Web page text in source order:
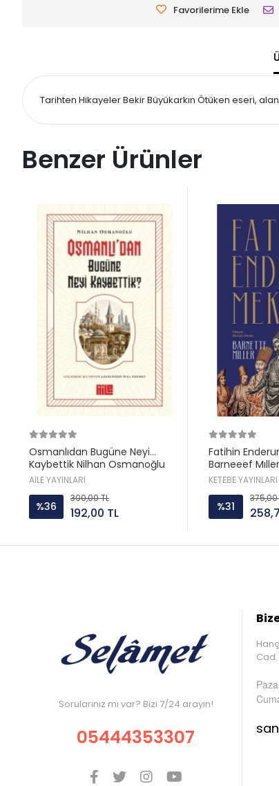
Favorilerime Ekle
Tarihten Hikayeler Bekir Büyükarkın Ötüken eseri,
Benzer Ürünler
Osmanlıdan Bugüne Neyi
Kaybettik Nilhan Osmanoğlu
Aile yayın
AİLE YAYINLARI
%36
300,00 TL
192,00 TL
Fatihin
Barneeef
KETEBE YAYINLARI
%31
375,00
Sorularınız mı var? Bizi 7/24 arayın!
05444353307
Cad.